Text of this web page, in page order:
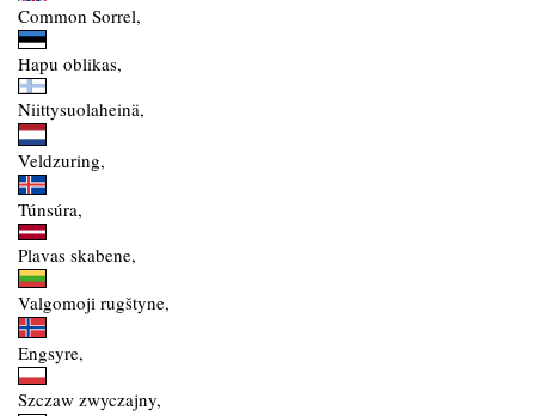
Common Sorrel,
Hapu oblikas,
Niittysuolaheinä,
Veldzuring,
Túnsúra,
Plavas skabene,
Valgomoji rugštyne,
Engsyre,
Szczaw zwyczajny,